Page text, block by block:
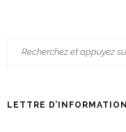
LETTRE D’INFORMATION